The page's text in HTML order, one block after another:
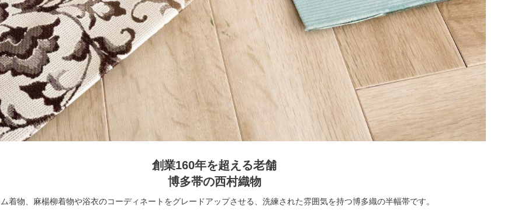
創業160年を超える老舗
博多帯の西村織物
着物、麻楊柳着物や浴衣のコーディネートをグレードアップさせる、洗練された雰囲気を持つ博多織の半幅帯です。